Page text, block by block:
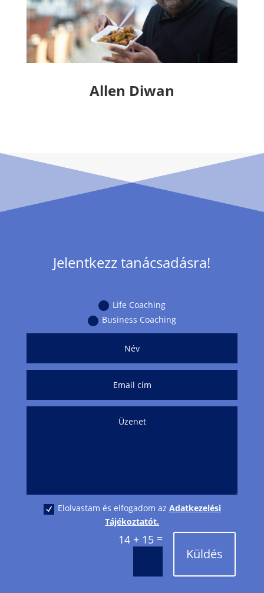
Allen Diwan
Jelentkezz tanácsadásra!
Life Coaching
Business Coaching
Elolvastam és elfogadom az Adatkezelési
Tájékoztatót.
14 + 15 =
Küldés